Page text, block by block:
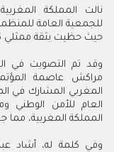
نالت المملكة
حيث حظيت بثقة ممثلي 196 دولة عضو في الجمعية.
وقد تم التصويت في
مراكش عاصمة
المغربي المشارك في
العام للأمن الوطني
المملكة المغربية، مما
وفي كلمة له، أشاد